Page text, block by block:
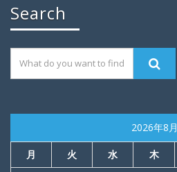
Search
2026年8月
月 火 水 木